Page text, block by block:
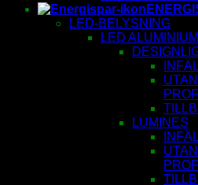
LED-BELYSNING
LED
LUMINES